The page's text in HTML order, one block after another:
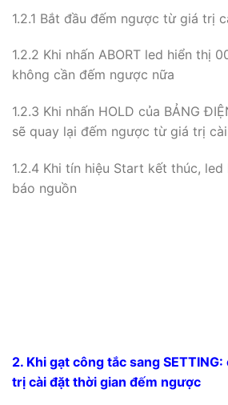
1.1.1 Led không hiển thị
1.1.2 Nút nhấn ” HOLD ” và
(đưa ra 4 tiếp điểm để đấu nút
1.1.3 Có đèn báo nguồn
sẽ quay lại đếm ngược từ giá trị
1.2.4 Khi tín hiệu Start kết thúc, led